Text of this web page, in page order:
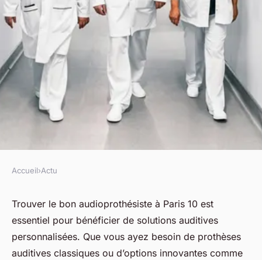
Votre audioprothésiste à paris
10 : solutions auditives sur
mesure
Accueil›Actu
Trouver le bon audioprothésiste à Paris 10 est
essentiel pour bénéficier de solutions auditives
personnalisées. Que vous ayez besoin de prothèses
auditives classiques ou d’options innovantes comme